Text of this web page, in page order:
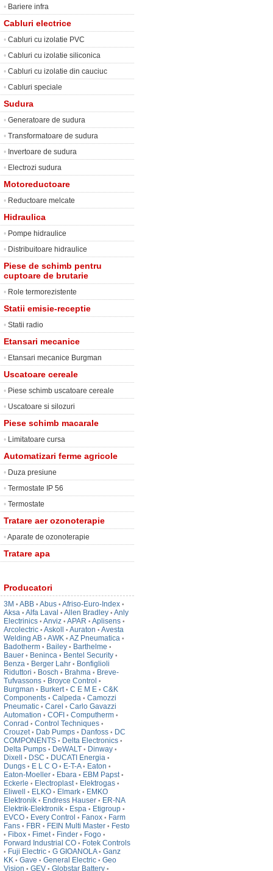
• Bariere infra
Cabluri electrice
• Cabluri cu izolatie PVC
• Cabluri cu izolatie siliconica
• Cabluri cu izolatie din cauciuc
• Cabluri speciale
Sudura
• Generatoare de sudura
• Transformatoare de sudura
• Invertoare de sudura
• Electrozi sudura
Motoreductoare
• Reductoare melcate
Hidraulica
• Pompe hidraulice
• Distribuitoare hidraulice
Piese de schimb pentru
cuptoare de brutarie
• Role termorezistente
Statii emisie-receptie
• Statii radio
Etansari mecanice
• Etansari mecanice Burgman
Uscatoare cereale
• Piese schimb uscatoare cereale
• Uscatoare si silozuri
Piese schimb macarale
• Limitatoare cursa
Automatizari ferme agricole
• Duza presiune
• Termostate IP 56
• Termostate
Tratare aer ozonoterapie
•Aparate de ozonoterapie
Tratare apa
Producatori
3M • ABB • Abus • Afriso-Euro-Index •
Aksa • Alfa Laval • Allen Bradley • Anly
Electrinics • Anviz • APAR • Aplisens •
Arcolectric • Askoll • Auraton • Avesta
Welding AB • AWK • AZ Pneumatica •
Badotherm • Bailey • Barthelme •
Bauer • Beninca • Bentel Security •
Benza • Berger Lahr • Bonfiglioli
Riduttori • Bosch • Brahma • Breve-
Tufvassons • Broyce Control •
Burgman • Burkert • C E M E • C&K
Components • Calpeda • Camozzi
Pneumatic • Carel • Carlo Gavazzi
Automation • COFI • Computherm •
Conrad • Control Techniques •
Crouzet • Dab Pumps • Danfoss • DC
COMPONENTS • Delta Electronics •
Delta Pumps • DeWALT • Dinway •
Dixell • DSC • DUCATI Energia •
Dungs • E L C O • E-T-A • Eaton •
Eaton-Moeller • Ebara • EBM Papst •
Eckerle • Electroplast • Elektrogas •
Eliwell • ELKO • Elmark • EMKO
Elektronik • Endress Hauser • ER-NA
Elektrik-Elektronik • Espa • Etigroup •
EVCO • Every Control • Fanox • Farm
Fans • FBR • FEIN Multi Master • Festo
• Fibox • Fimet • Finder • Fogo •
Forward Industrial CO • Fotek Controls
• Fuji Electric • G GIOANOLA • Ganz
KK • Gave • General Electric • Geo
Vision • GEV • Globstar Battery •